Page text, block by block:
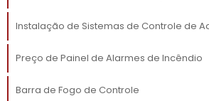
Os painéis modernos são
proporcionar uma
funcionários não
Instalação de Sistemas de Controle de
Preço de Painel de Alarmes de Incêndio
Barra de Fogo de Controle